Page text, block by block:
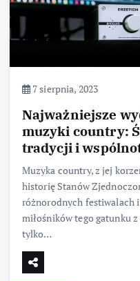
7 sierpnia, 2023
Najważniejsze
muzyki country:
tradycji i
Muzyka country, z jej
historię Stanów
różnorodnych festiwalach
miłośników tego gatunku
tylko…